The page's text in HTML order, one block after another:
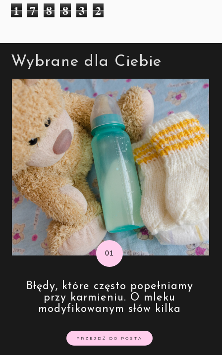
1 7 8 8 3 2
Wybrane dla Ciebie
Błędy, które często popełniamy
przy karmieniu. O mleku
modyfikowanym słów kilka
PRZEJDŹ DO POSTA